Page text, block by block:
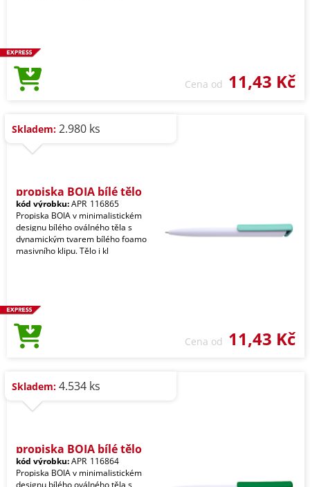
Cena od 11,43 Kč
Skladem: 2.980 ks
propiska BOIA bílé tělo
kód výrobku:APR_116865
Propiska BOIA v minimalistickém
designu bílého oválného těla s
dynamickým tvarem bílého foamo
masivního klipu. Tělo i kl
Cena od 11,43 Kč
Skladem: 4.534 ks
propiska BOIA bílé tělo
kód výrobku:APR_116864
Propiska BOIA v minimalistickém
designu bílého oválného těla s